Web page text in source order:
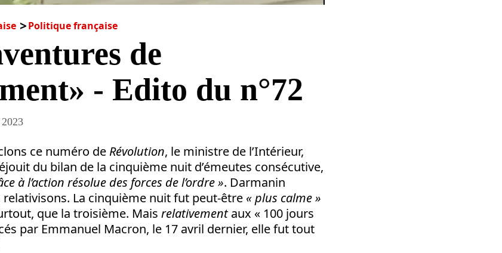
Politique française
de
- Edito du n°72
ce numéro de Révolution, le ministre de l’Intérieur,
du bilan de la cinquième nuit d’émeutes consécutive,
à l’action résolue des forces de l’ordre ». Darmanin
La cinquième nuit fut peut-être « plus calme »
que la troisième. Mais relativementaux « 100 jours
par Emmanuel Macron, le 17 avril dernier, elle fut tout